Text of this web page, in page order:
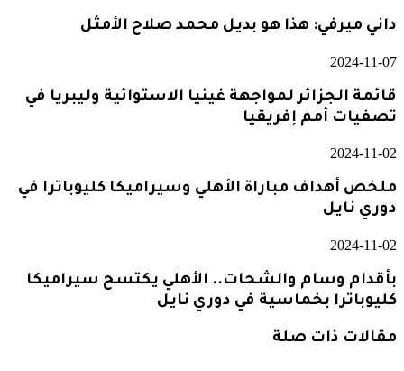
داني ميرفي: هذا هو بديل محمد صلاح الأمثل
2024-11-07
قائمة الجزائر لمواجهة غينيا الاستوائية وليبريا في
تصفيات أمم إفريقيا
2024-11-02
ملخص أهداف مباراة الأهلي وسيراميكا كليوباترا في
دوري نايل
2024-11-02
بأقدام وسام والشحات.. الأهلي يكتسح سيراميكا
كليوباترا بخماسية في دوري نايل
مقالات ذات صلة